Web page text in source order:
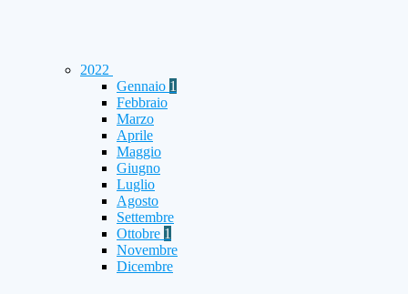
2022
Gennaio 1
Febbraio
Marzo
Aprile
Maggio
Giugno
Luglio
Agosto
Settembre
Ottobre 1
Novembre
Dicembre